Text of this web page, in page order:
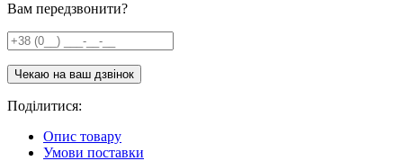
Вам передзвонити?
Поділитися:
Опис товару
Умови поставки